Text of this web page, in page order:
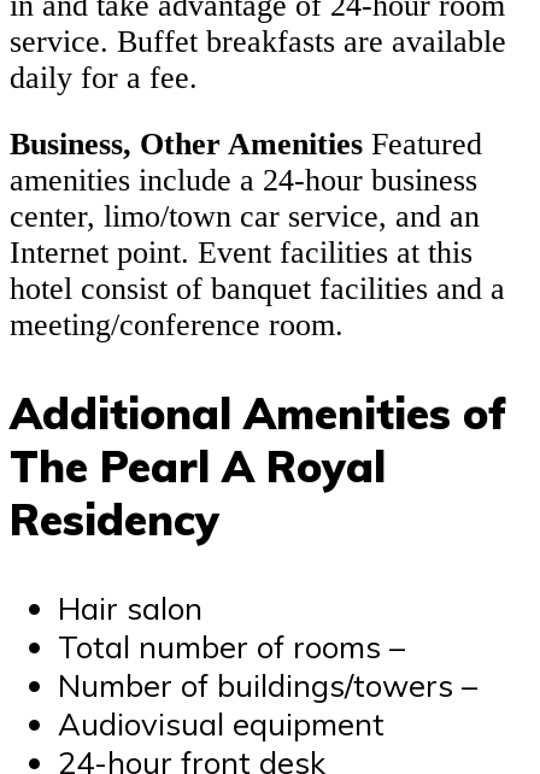
service. Buffet breakfasts are available
daily for a fee.
Business, Other Amenities Featured
amenities include a 24-hour business
center, limo/town car service, and an
Internet point. Event facilities at this
hotel consist of banquet facilities and a
meeting/conference room.
Additional Amenities of
The Pearl A Royal
Residency
Hair salon
Total number of rooms –
Number of buildings/towers –
Audiovisual equipment
24-hour front desk